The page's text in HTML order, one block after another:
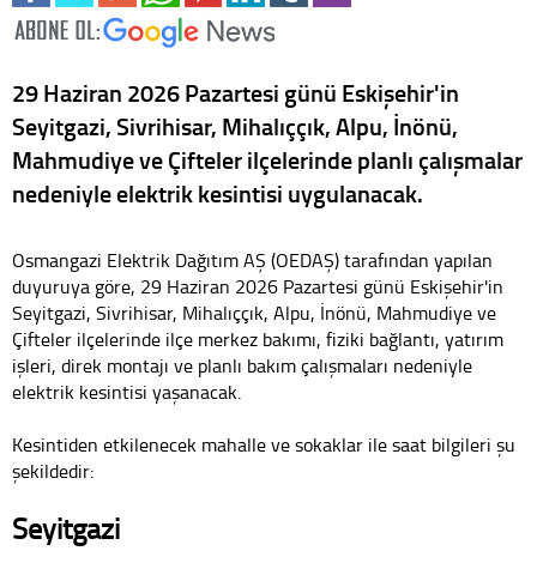
29 Haziran 2026 Pazartesi günü Eskişehir'in
Seyitgazi, Sivrihisar, Mihalıççık, Alpu, İnönü,
Mahmudiye ve Çifteler ilçelerinde planlı çalışmalar
nedeniyle elektrik kesintisi uygulanacak.
Osmangazi Elektrik Dağıtım AŞ (OEDAŞ) tarafından yapılan
duyuruya göre, 29 Haziran 2026 Pazartesi günü Eskişehir'in
Seyitgazi, Sivrihisar, Mihalıççık, Alpu, İnönü, Mahmudiye ve
Çifteler ilçelerinde ilçe merkez bakımı, fiziki bağlantı, yatırım
işleri, direk montajı ve planlı bakım çalışmaları nedeniyle
elektrik kesintisi yaşanacak.
Kesintiden etkilenecek mahalle ve sokaklar ile saat bilgileri şu
şekildedir:
Seyitgazi